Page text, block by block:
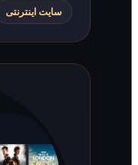
سایت اینترنتی